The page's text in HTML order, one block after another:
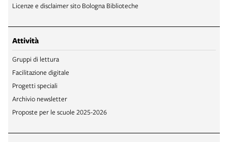
Licenze e disclaimer sito Bologna Biblioteche
Attività
Gruppi di lettura
Facilitazione digitale
Progetti speciali
Archivio newsletter
Proposte per le scuole 2025-2026